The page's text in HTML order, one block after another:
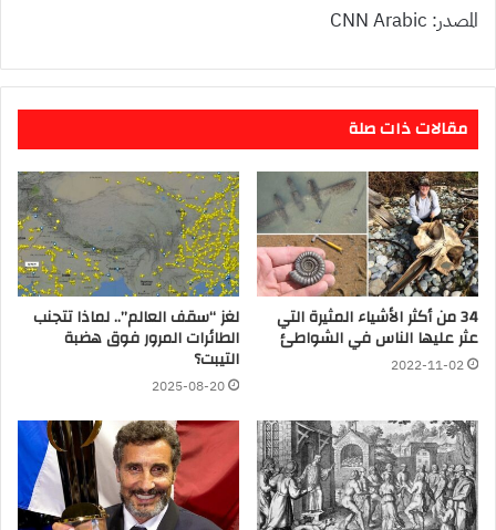
المصدر: CNN Arabic
مقالات ذات صلة
34 من أكثر الأشياء المثيرة التي
عثر عليها الناس في الشواطئ
2022-11-02
لغز “سقف العالم”.. لماذا تتجنب
الطائرات المرور فوق هضبة
التيبت؟
2025-08-20